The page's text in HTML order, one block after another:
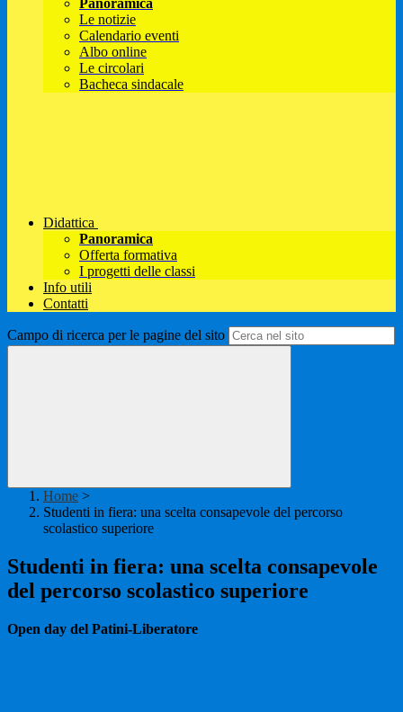
Panoramica
Le notizie
Calendario eventi
Albo online
Le circolari
Bacheca sindacale
Didattica
Panoramica
Offerta formativa
I progetti delle classi
Info utili
Contatti
Campo di ricerca per le pagine del sito
Home >
Studenti in fiera: una scelta consapevole del percorso
scolastico superiore
Studenti in fiera: una scelta consapevole
del percorso scolastico superiore
Open day del Patini-Liberatore